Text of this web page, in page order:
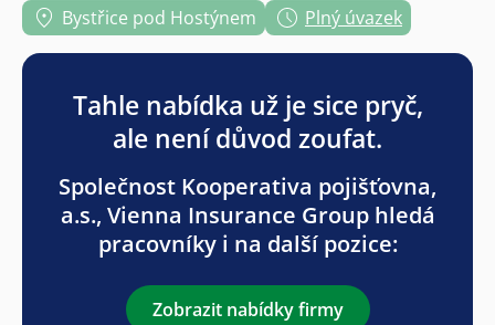
Bystřice pod Hostýnem Plný úvazek
Tahle nabídka už je sice pryč,
ale není důvod zoufat.
Společnost Kooperativa pojišťovna,
a.s., Vienna Insurance Group hledá
pracovníky i na další pozice:
Zobrazit nabídky firmy